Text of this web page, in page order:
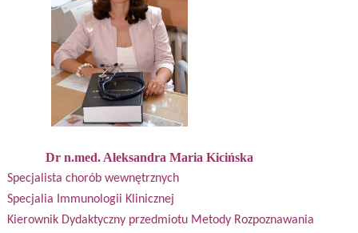
Dr n.med. Aleksandra Maria Kicińska
Specjalista choróbwewnętrznych
Specjalia Immunologii Klinicznej
Kierownik Dydaktyczny przedmiotu Metody Rozpoznawania